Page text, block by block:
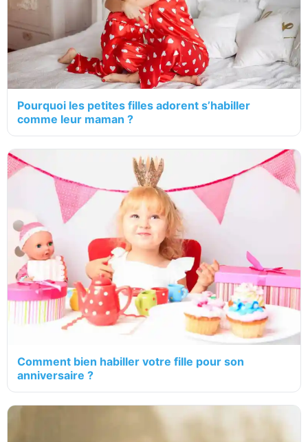
Pourquoi les petites filles adorent s’habiller
comme leur maman ?
Comment bien habiller votre fille pour son
anniversaire ?